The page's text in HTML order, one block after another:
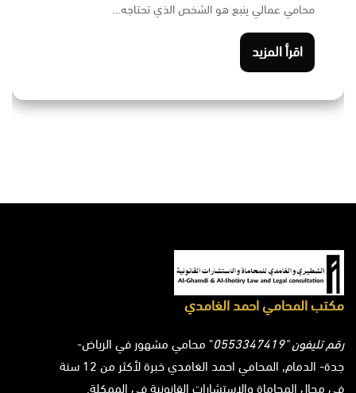
محامي عمالي ينبع هو الشخص الذي تحتاجه…
اقرأ المزيد
مكتب المحامي احمد الغامدي
رقم تليفون "0553347419
" محامي مشهور في الرياض-
جدة- الدمام, المحامي احمد الغامدي خبرة لأكثر من 12 سنة
في مجال المحاماة والاستشارات القانونية في الممكلة.